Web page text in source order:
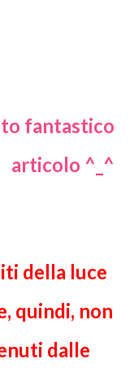
fantastico
articolo ^_^
della luce
quindi, non
dalle